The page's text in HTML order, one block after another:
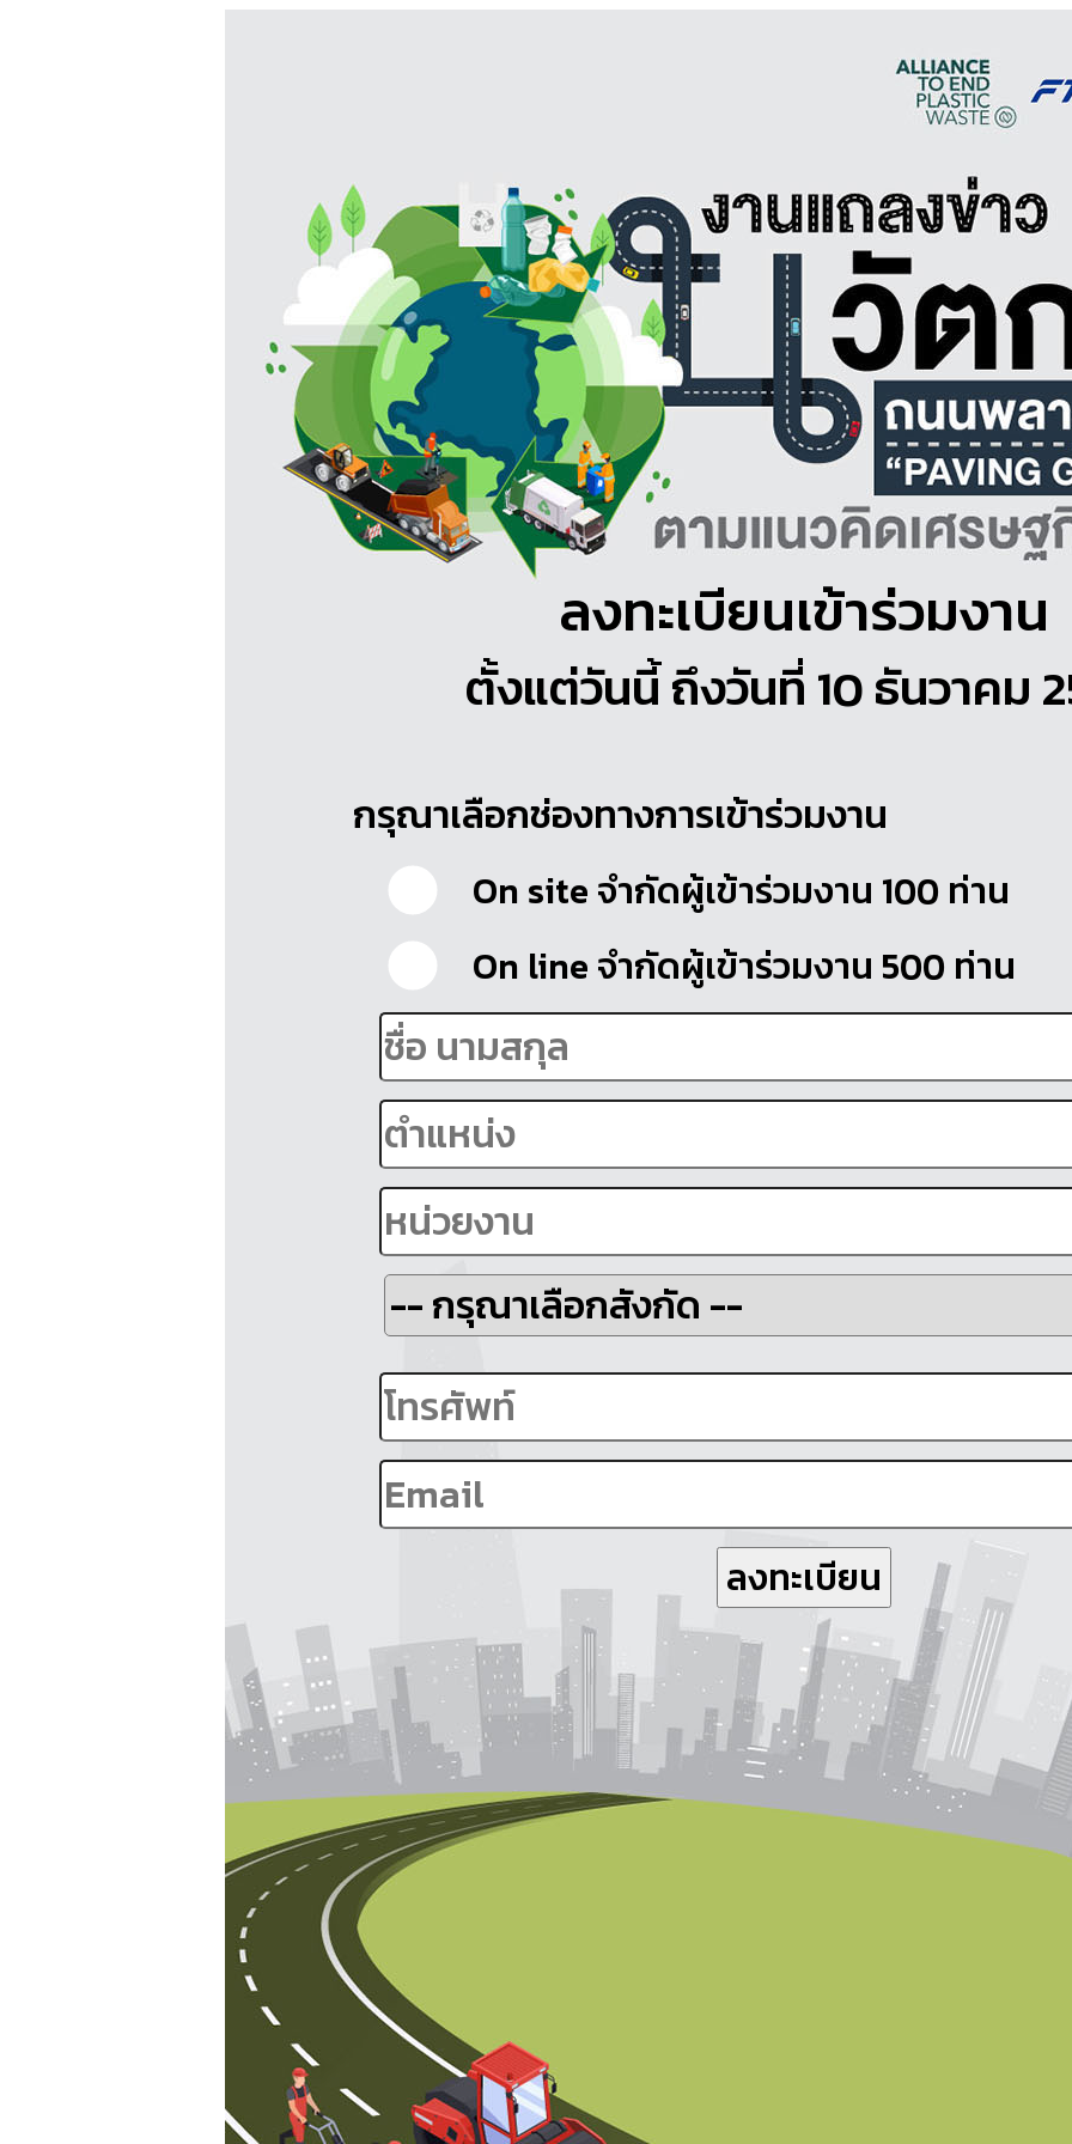
ลงทะเบียนเข้าร่วมงาน
ตั้งแต่วันนี้ ถึงวันที่ 10 ธันวาคม
กรุณาเลือกช่องทางการเข้าร่วมงาน
On site จำกัดผู้เข้าร่วมงาน 100 ท่าน
On line จำกัดผู้เข้าร่วมงาน 500 ท่าน